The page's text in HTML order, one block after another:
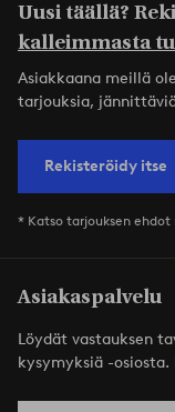
Uusi täällä?
kalleimmasta
Asiakkaana meillä
tarjouksia,
Rekisteröidy itse
* Katso tarjouksen ehdot
Asiakaspalvelu
Löydät vastauksen
kysymyksiä -